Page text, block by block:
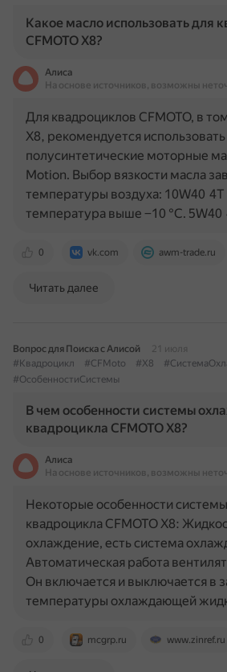
Какое масло использовать для
CFMOTO X8?
Алиса
На основе источников, возможны
0 vk.com awm-trade.ru
Для квадроциклов CFMOTO, в
X8, рекомендуется использовать
полусинтетические моторные
Motion. Выбор вязкости масла
температуры воздуха: 10W40
температура выше −10 °C.
Читать далее
Вопрос для Поиска с Алисой
21 июля
#Квадроцикл
#CFMoto #X8
#ОсобенностиСистемы
В чем особенности системы
квадроцикла CFMOTO X8?
Алиса
На основе источников, возможны
0 mcgrp.ru www.zinref.ru
Некоторые особенности
квадроцикла CFMOTO X8:
охлаждение, есть система
Автоматическая работа
Он включается и выключается в
температуры охлаждающей